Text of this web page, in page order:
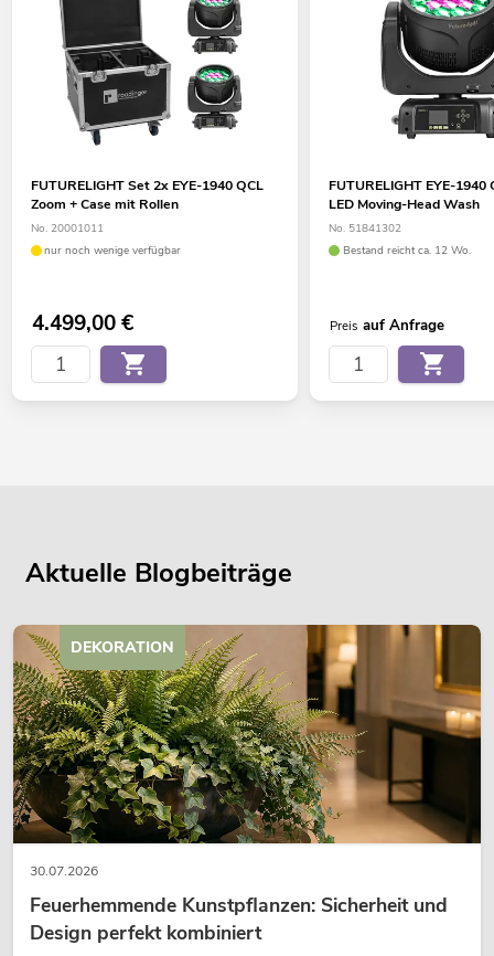
FUTURELIGHT Set 2x EYE-1940 QCL
Zoom + Case mit Rollen
No. 20001011
nur noch wenige verfügbar
4.499,00€
FUTURELIGHT EYE-1940
LED Moving-Head Wash
No. 51841302
Bestand reicht ca. 12 Wo.
Preis auf Anfrage
Aktuelle Blogbeiträge
30.07.2026
Feuerhemmende Kunstpflanzen: Sicherheit und
Design perfekt kombiniert
DEKORATION